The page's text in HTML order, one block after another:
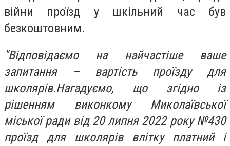
війни проїзд у шкільний час був
безкоштовним.
"Відповідаємо на найчастіше ваше
запитання – вартість проїзду для
школярів.Нагадуємо, що згідно із
рішенням виконкому Миколаївської
міської ради від 20 липня 2022 року №430
проїзд для школярів влітку платний і